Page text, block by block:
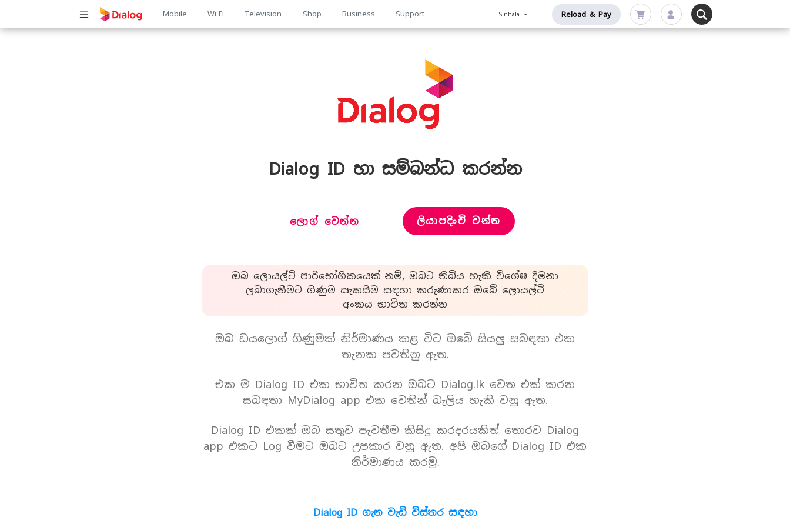
Main
Mobile Wi-Fi Television Shop Business Support Sinhala Reload & Pay
Dialog ID හා සම්බන්ධ කරන්න
ලොග් වෙන්න ලියාපදිංචි වන්න
ඔබ ලොයල්ටි පාරිභෝගිකයෙක් නම්, ඔබට තිබිය හැකි විශේෂ දීමනා
ලබාගැනීමට ගිණුම සැකසීම සඳහා කරුණාකර ඔබේ ලොයල්ටි
අංකය භාවිත කරන්න
ඔබ ඩයලොග් ගිණුමක් නිර්මාණය කළ විට ඔබේ සියලු සබඳතා එක
තැනක පවතිනු ඇත.
එක ම Dialog ID එක භාවිත කරන ඔබට Dialog.lk වෙත එක් කරන
සබඳතා MyDialog app එක වෙතින් බැලිය හැකි වනු ඇත.
Dialog ID එකක් ඔබ සතුව පැවතීම කිසිදු කරදරයකිත් තොරව Dialog
app එකට Log වීමට ඔබට උපකාර වනු ඇත. අපි ඔබගේ Dialog ID එක
නිර්මාණය කරමු.
Dialog ID ගැන වැඩි විස්තර සඳහා